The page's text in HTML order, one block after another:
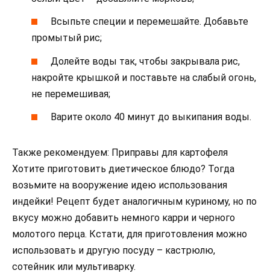
Всыпьте специи и перемешайте. Добавьте
промытый рис;
Долейте воды так, чтобы закрывала рис,
накройте крышкой и поставьте на слабый огонь,
не перемешивая;
Варите около 40 минут до выкипания воды.
Также рекомендуем: Приправы для картофеля
Хотите приготовить диетическое блюдо? Тогда
возьмите на вооружение идею использования
индейки! Рецепт будет аналогичным куриному, но по
вкусу можно добавить немного карри и черного
молотого перца. Кстати, для приготовления можно
использовать и другую посуду – кастрюлю,
сотейник или мультиварку.